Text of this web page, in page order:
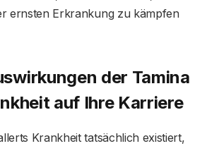
ernsten Erkrankung zu kämpfen
der Tamina
auf Ihre Karriere
Krankheit tatsächlich existiert,